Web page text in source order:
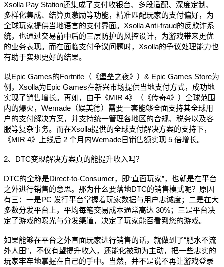
Xsolla Pay Station还集成了支付收银台、多段适配、深度定制、
多样化集成、结算页激励等功能，精准匹配玩家的支付偏好，为
全球玩家提供当地语言的支付界面。Xsolla Anti-fraud的反欺诈系
统，也通过交易前中后的三层防护的风控设计，为游戏带来更优
的业务表现。而在面临支付争议问题时，Xsolla的争议处理能力也
有助于实现更好的结果。
以Epic Games的Fortnite（《堡垒之夜》）& Epic Games Store为
例，Xsolla为Epic Games在新兴市场提供当地支付方式，成功地
实现了销售增长。再如，由于《MIR 4》（《传奇4》）全球范围
内的爆火，Wemade（娱美德）需要一套能够全面支持其全球用
户的支付解决方案，并支持统一管理各地区的合规、税务以及客
服等复杂事务。而在Xsolla提供的全球支付解决方案的支持下，
《MIR 4》上线后 2 个月内Wemade日销售额实现 5 倍增长。
2、DTC变现解决方案真的能提升收入吗？
DTC的全称是Direct-to-Consumer，即“直面玩家”，也就是在平台
之外进行销售的意思。那为什么要落地DTC的销售模式呢？原因
有三：一是PC 发行平台掌握着玩家数据与用户忠诚度；二是在大
多数分发平台上，平均每笔交易成本通常高达 30%；三是平台决
定了游戏的曝光与分发渠道，决定了玩家能否看到您的游戏。
如果能够在平台之外直面玩家进行销售的话，就做到了“肥水不流
外人田”，不仅有望提升收入，还能化被动为主动，把一些忠实的
玩家牢牢地掌握在自己的手中。当然，并不是说不再让游戏登录